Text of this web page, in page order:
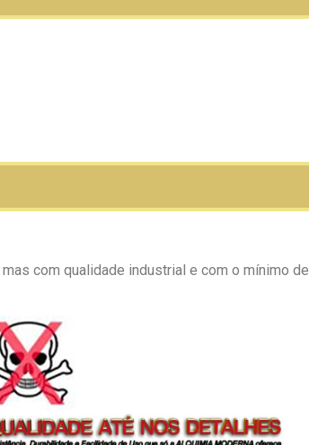
com qualidade industrial e com o mínimo de